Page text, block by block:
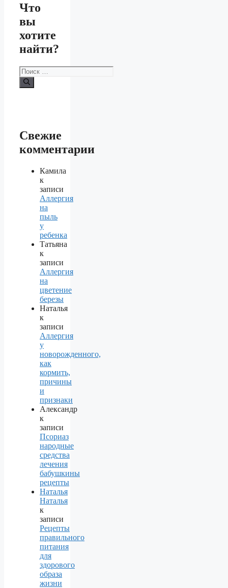
Что
вы
хотите
найти?
Поиск:
Свежие
комментарии
Камила
к
записи
Аллергия
на
пыль
у
ребенка
Татьяна
к
записи
Аллергия
на
цветение
березы
Наталья
к
записи
Аллергия
у
новорожденного,
как
кормить,
причины
и
признаки
Александр
к
записи
Псориаз
народные
средства
лечения
бабушкины
рецепты
Наталья
Наталья
к
записи
Рецепты
правильного
питания
для
здорового
образа
жизни